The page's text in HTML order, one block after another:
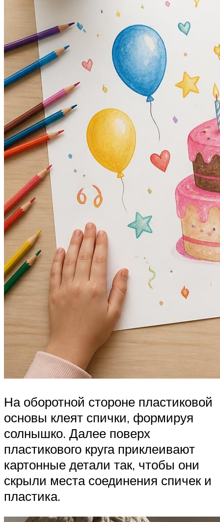
На оборотной стороне пластиковой
основы клеят спички, формируя
солнышко. Далее поверх
пластикового круга приклеивают
картонные детали так, чтобы они
скрыли места соединения спичек и
пластика.